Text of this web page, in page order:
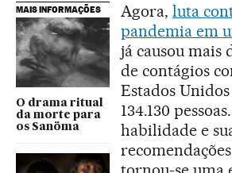
MAIS INFORMAÇÕES
O drama ritual
da morte para
os Sanöma
Agora, luta
pandemia em
já causou mais
de contágios
Estados
134.130
habilidade e